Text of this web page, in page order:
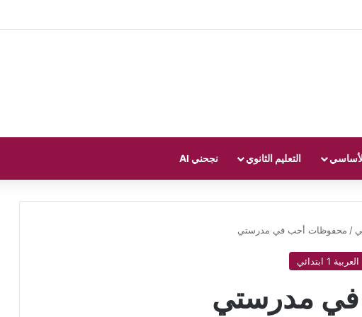
التعليم الثانوي نجحني AI
/ محفوظات أحب في مدرستي
العربية 1 ابتدائي
مدرستي